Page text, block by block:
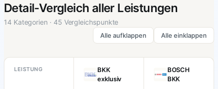
Detail-Vergleich aller Leistungen
14 Kategorien · 45 Vergleichspunkte
Alle aufklappen Alle einklappen
LEISTUNG
BKK
exklusiv
BOSCH
BKK